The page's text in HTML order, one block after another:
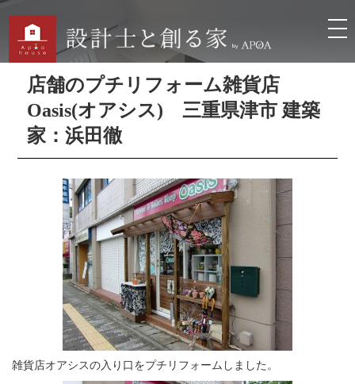
店舗のプチリフォーム雑貨店
Oasis(オアシス) 三重県津市 建築
家：浜田徹
雑貨店オアシスの入り口をプチリフォームしました。